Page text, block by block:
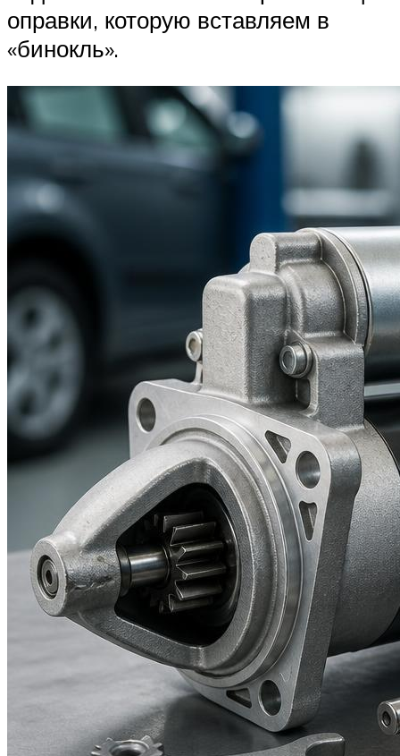
оправки, которую вставляем в
«бинокль».